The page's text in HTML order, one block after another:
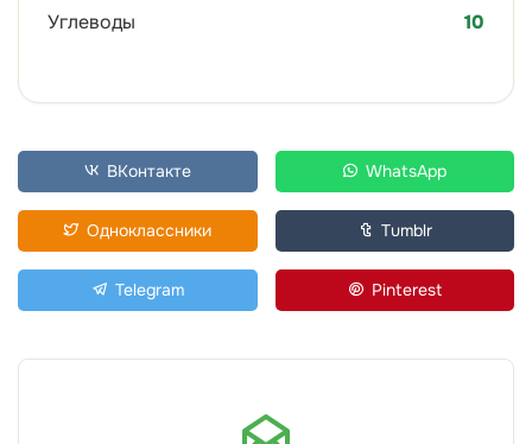
Углеводы 10
ВКонтакте WhatsApp
Одноклассники Tumblr
Telegram Pinterest